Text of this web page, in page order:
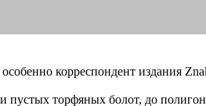
корреспондент издания
пустых торфяных болот, до